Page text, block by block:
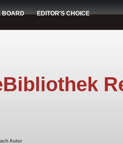
BOARD EDITOR'S CHOICE
Autor